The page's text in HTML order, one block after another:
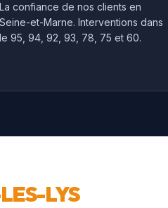
La confiance de nos clients en
Seine-et-Marne. Interventions dans
le 95, 94, 92, 93, 78, 75 et 60.
LYS